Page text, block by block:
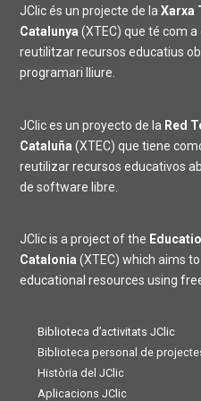
JClic és un projecte de la Xarxa
Catalunya (XTEC) que té com
reutilitzar recursos educatius
programari lliure.
JClic es un proyecto de la Red
Cataluña (XTEC) que tiene
reutilizar recursos educativos
de software libre.
JClic is a project of the
Catalonia (XTEC) which aims
educational resources using
Biblioteca d’activitats JClic
Biblioteca personal de
Història del JClic
Aplicacions JClic